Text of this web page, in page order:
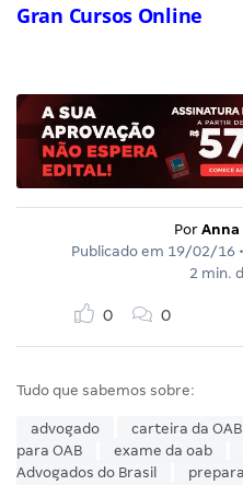
Gran Cursos Online
Por Anna
Publicado em 19/02/16
2 min.
0 0
Tudo que sabemos sobre:
advogado carteira da OAB
para OAB
exame da oab
Advogados do Brasil